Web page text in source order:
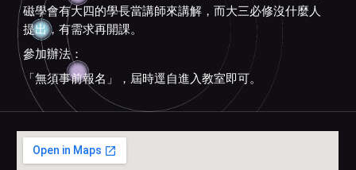
磁學會有大四的學長當講師來講解，而大三必修沒什麼人
提出，有需求再開課。
參加辦法：
「無須事前報名」，屆時逕自進入教室即可。